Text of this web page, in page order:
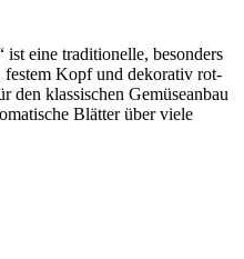
ist eine traditionelle, besonders
festem Kopf und dekorativ rot-
den klassischen Gemüseanbau
Blätter über viele